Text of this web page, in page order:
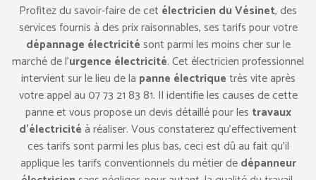
Profitez du savoir-faire de cet électricien du Vésinet, des
services fournis à des prix raisonnables, ses tarifs pour votre
dépannage électricité sont parmi les moins cher sur le
marché de l’urgence électricité. Cet électricien professionnel
intervient sur le lieu de la panne électriquetrès vite après
votre appel au ‎07 73 21 83 81. Il identifie les causes de cette
panne et vous propose un devis détaillé pour les travaux
d’électricitéà réaliser. Vous constaterez qu’effectivement
ces tarifs sont parmi les plus bas, ceci est dû au fait qu’il
applique les tarifs conventionnels du métier dedépanneur